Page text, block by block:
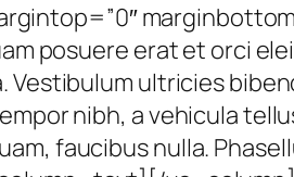
posuere erat et orci
ultricies
nibh, a vehicula
faucibus nulla.